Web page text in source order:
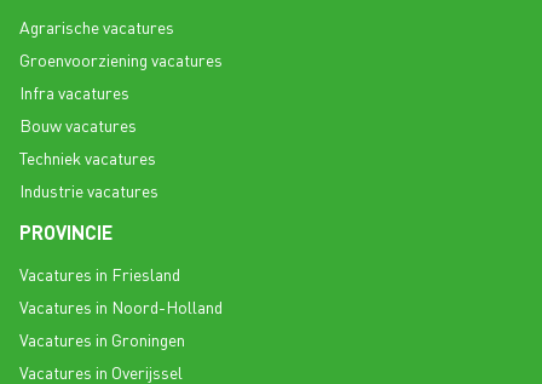
Agrarische vacatures
Groenvoorziening vacatures
Infra vacatures
Bouw vacatures
Techniek vacatures
Industrie vacatures
PROVINCIE
Vacatures in Friesland
Vacatures in Noord-Holland
Vacatures in Groningen
Vacatures in Overijssel